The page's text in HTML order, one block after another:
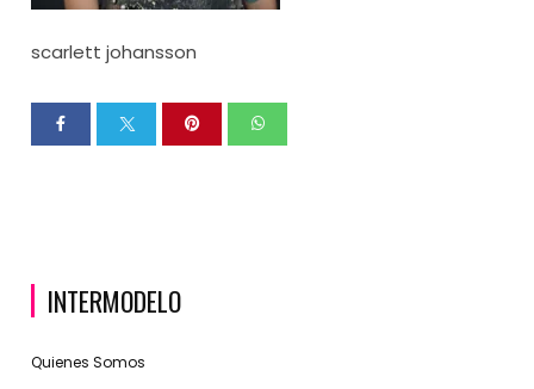
scarlett johansson
INTERMODELO
Quienes Somos